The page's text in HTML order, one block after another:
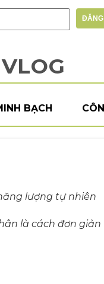
BẠCH
lượng tự nhiên
là cách đơn